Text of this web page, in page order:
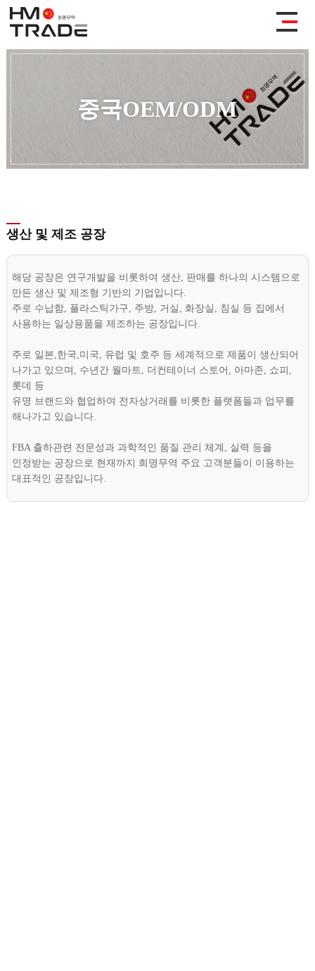
중국OEM/ODM
생산 및 제조 공장
해당 공장은 연구개발을 비롯하여 생산, 판매를 하나의 시스템으로
만든 생산 및 제조형 기반의 기업입니다.
주로 수납함, 플라스틱가구, 주방, 거실, 화장실, 침실 등 집에서
사용하는 일상용품을 제조하는 공장입니다.
주로 일본,한국,미국, 유럽 및 호주 등 세계적으로 제품이 생산되어
나가고 있으며, 수년간 월마트, 더컨테이너 스토어, 아마존, 쇼피,
롯데 등
유명 브랜드와 협업하여 전자상거래를 비롯한 플랫폼들과 업무를
해나가고 있습니다.
FBA 출하관련 전문성과 과학적인 품질 관리 체계, 실력 등을
인정받는 공장으로 현재까지 희명무역 주요 고객분들이 이용하는
대표적인 공장입니다.